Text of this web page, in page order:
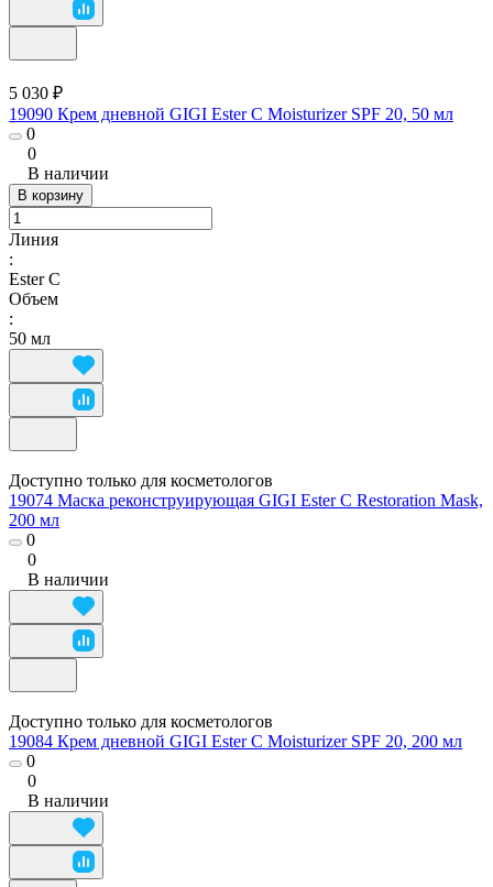
5 030 ₽
19090 Крем дневной GIGI Ester C Moisturizer SPF 20, 50 мл
0
0
В наличии
В корзину
Линия
:
Ester C
Объем
:
50 мл
Доступно только для косметологов
19074 Маска реконструирующая GIGI Ester C Restoration Mask,
200 мл
0
0
В наличии
Доступно только для косметологов
19084 Крем дневной GIGI Ester C Moisturizer SPF 20, 200 мл
0
0
В наличии